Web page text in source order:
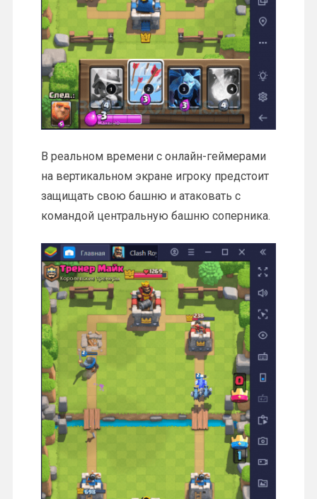
В реальном времени с онлайн-геймерами
на вертикальном экране игроку предстоит
защищать свою башню и атаковать с
командой центральную башню соперника.